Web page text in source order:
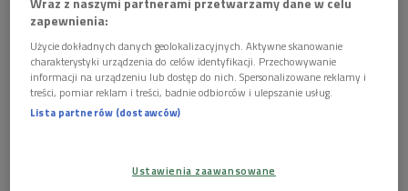
zapewnienia:
Użycie dokładnych danych geolokalizacyjnych. Aktywne skanowanie
charakterystyki urządzenia do celów identyfikacji. Przechowywanie
informacji na urządzeniu lub dostęp do nich. Spersonalizowane reklamy i
treści, pomiar reklam i treści, badnie odbiorców i ulepszanie usług.
Lista partnerów (dostawców)
Ustawienia zaawansowane